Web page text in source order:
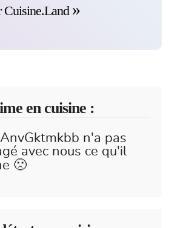
Cuisine.Land
en cuisine :
n'a pas
avec nous ce qu'il
🙁